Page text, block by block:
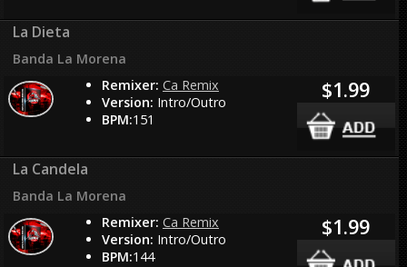
La Dieta
Banda La Morena
Remixer: Ca Remix
Version: Intro/Outro
BPM:151
$1.99
La Candela
Banda La Morena
Remixer: Ca Remix
Version: Intro/Outro
BPM:144
$1.99